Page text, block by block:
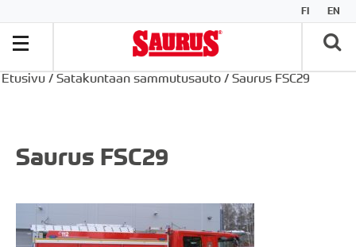
FI EN
Etusivu / Satakuntaan sammutusauto / Saurus FSC29
Saurus FSC29